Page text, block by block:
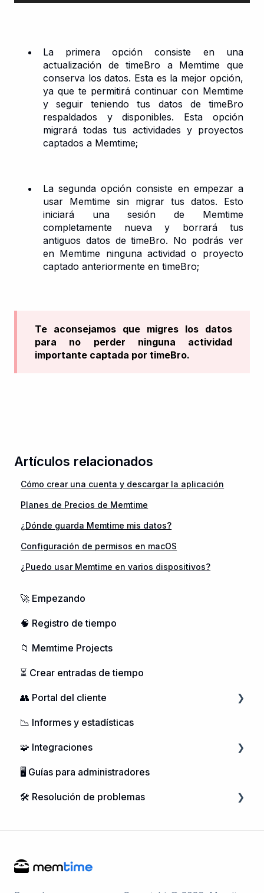
La primera opción consiste en una
actualización de timeBro a Memtime que
conserva los datos. Esta es la mejor opción,
ya que te permitirá continuar con Memtime
y seguir teniendo tus datos de timeBro
respaldados y disponibles. Esta opción
migrará todas tus actividades y proyectos
captados a Memtime;
La segunda opción consiste en empezar a
usar Memtime sin migrar tus datos. Esto
iniciará una sesión de Memtime
completamente nueva y borrará tus
antiguos datos de timeBro. No podrás ver
en Memtime ninguna actividad o proyecto
captado anteriormente en timeBro;
Te aconsejamos que migres los datos
para no perder ninguna actividad
importante captada por timeBro.
Artículos relacionados
Cómo crear una cuenta y descargar la aplicación
Planes de Precios de Memtime
¿Dónde guarda Memtime mis datos?
Configuración de permisos en macOS
¿Puedo usar Memtime en varios dispositivos?
🚀 Empezando
🧠 Registro de tiempo
📁 Memtime Projects
⏳ Crear entradas de tiempo
👥 Portal del cliente
Gestión de Usuarios
Adquisición de Memtime
Gestión de cuentas
📉 Informes y estadísticas
🧩 Integraciones
Integración de calendarios
Gestión de proyectos
🖥️ Guías para administradores
🛠️ Resolución de problemas
Linux